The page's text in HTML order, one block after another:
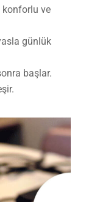
konforlu ve
günlük
başlar.